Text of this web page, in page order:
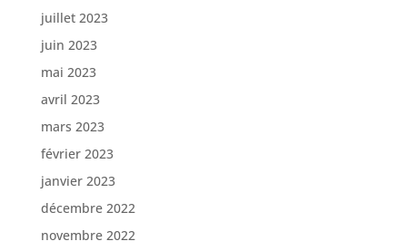
juillet 2023
juin 2023
mai 2023
avril 2023
mars 2023
février 2023
janvier 2023
décembre 2022
novembre 2022